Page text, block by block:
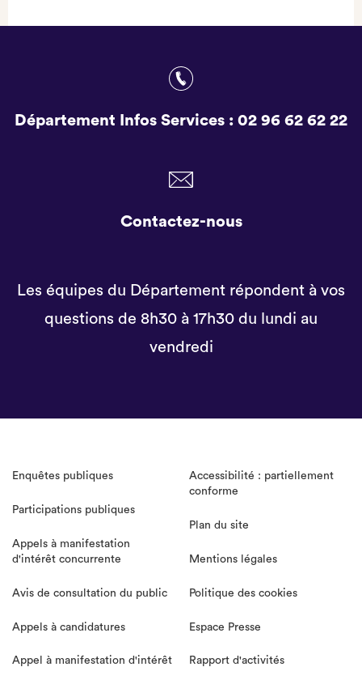
Département Infos Services : 02 96 62 62 22
Contactez-nous
Les équipes du Département répondent à vos
questions de 8h30 à 17h30 du lundi au
vendredi
Enquêtes publiques
Participations publiques
Appels à manifestation
d'intérêt concurrente
Avis de consultation du public
Appels à candidatures
Appel à manifestation d'intérêt
Accessibilité : partiellement
conforme
Plan du site
Mentions légales
Politique des cookies
Espace Presse
Rapport d'activités